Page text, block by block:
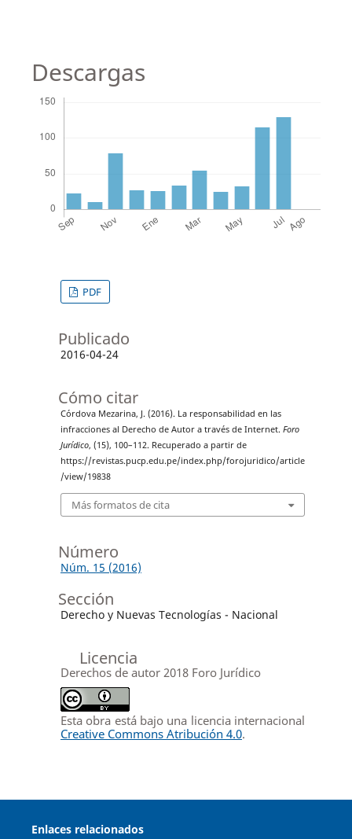
Descargas
PDF
Publicado
2016-04-24
Cómo citar
Córdova Mezarina, J. (2016). La responsabilidad en las
infracciones al Derecho de Autor a través de Internet. Foro
Jurídico, (15), 100–112. Recuperado a partir de
https://revistas.pucp.edu.pe/index.php/forojuridico/article
/view/19838
Más formatos de cita
Número
Núm. 15 (2016)
Sección
Derecho y Nuevas Tecnologías - Nacional
Licencia
Derechos de autor 2018 Foro Jurídico
Esta obra está bajo una licencia internacional
Creative Commons Atribución 4.0.
Enlaces relacionados